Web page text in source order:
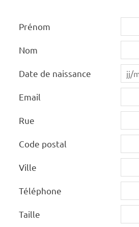
Prénom
Nom
Date de naissance
Email
Rue
Code postal
Ville
Téléphone
Taille